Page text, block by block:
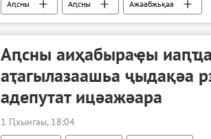
Аԥсны Аԥсны Ажәабжьқәа
Аԥсны аиҳабыраҿы
аҭагылазаашьа ҷыдақәа
адепутат ицәажәара
1 Ԥхынгәы, 18:04